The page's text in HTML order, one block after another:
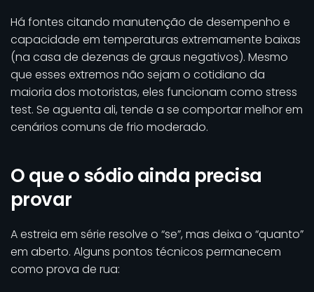
Há fontes citando manutenção de desempenho e
capacidade em temperaturas extremamente baixas
(na casa de dezenas de graus negativos). Mesmo
que esses extremos não sejam o cotidiano da
maioria dos motoristas, eles funcionam como stress
test. Se aguenta ali, tende a se comportar melhor em
cenários comuns de frio moderado.
O que o sódio ainda precisa
provar
A estreia em série resolve o “se”, mas deixa o “quanto”
em aberto. Alguns pontos técnicos permanecem
como prova de rua: